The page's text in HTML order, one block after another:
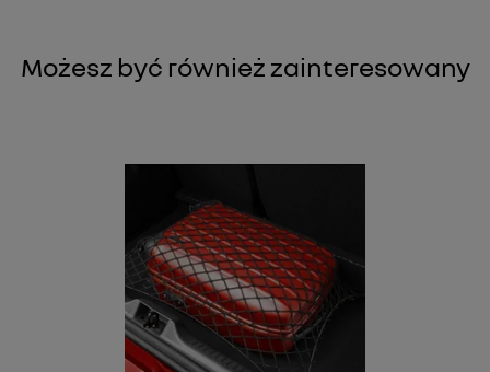
Możesz być również zainteresowany